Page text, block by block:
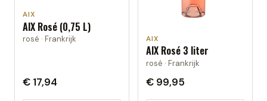
AIX
AIX Rosé (0,75 L)
rosé · Frankrijk
€ 17,94
AIX
AIX Rosé 3 liter
rosé · Frankrijk
€ 99,95